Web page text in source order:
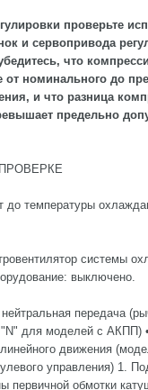
проверьте
и сервопривода
что
от номинального до
и что разница
предельно
до температуры
системы
выключено.
передача
для моделей с АКПП)
движения
управления) 1.
первичной обмотки